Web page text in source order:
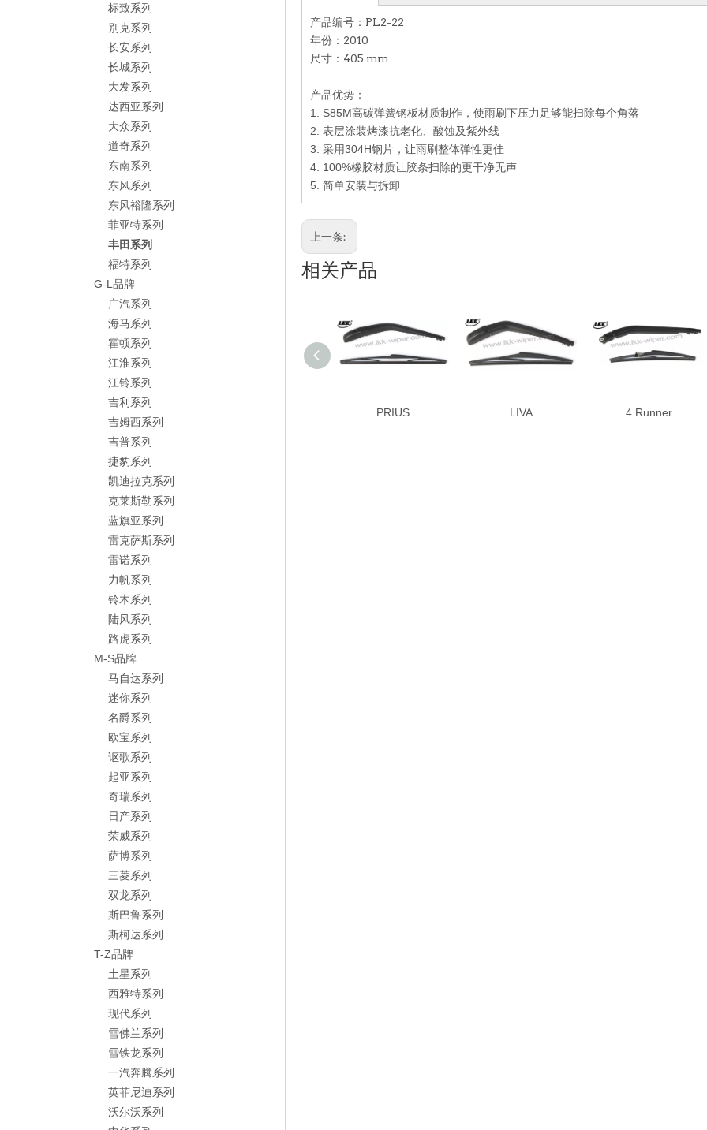
标致系列
别克系列
长安系列
长城系列
大发系列
达西亚系列
大众系列
道奇系列
东南系列
东风系列
东风裕隆系列
菲亚特系列
丰田系列
福特系列
G-L品牌
广汽系列
海马系列
霍顿系列
江淮系列
江铃系列
吉利系列
吉姆西系列
吉普系列
捷豹系列
凯迪拉克系列
克莱斯勒系列
蓝旗亚系列
雷克萨斯系列
雷诺系列
力帆系列
铃木系列
陆风系列
路虎系列
M-S品牌
马自达系列
迷你系列
名爵系列
欧宝系列
讴歌系列
起亚系列
奇瑞系列
日产系列
荣威系列
萨博系列
三菱系列
双龙系列
斯巴鲁系列
斯柯达系列
T-Z品牌
土星系列
西雅特系列
现代系列
雪佛兰系列
雪铁龙系列
一汽奔腾系列
英菲尼迪系列
沃尔沃系列
产品编号：PL2-22
年份：2010
尺寸：405 mm
产品优势：
1. S85M高碳弹簧钢板材质制作，使雨刷下压力足够能扫除每个角落
2. 表层涂装烤漆抗老化、酸蚀及紫外线
3. 采用304H钢片，让雨刷整体弹性更佳
4. 100%橡胶材质让胶条扫除的更干净无声
5. 简单安装与拆卸
上一条:
相关产品
PRIUS LIVA 4 Runner